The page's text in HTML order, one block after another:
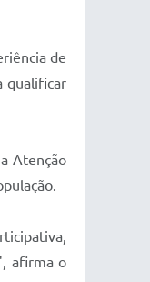
de
qualificar
Atenção
afirma o